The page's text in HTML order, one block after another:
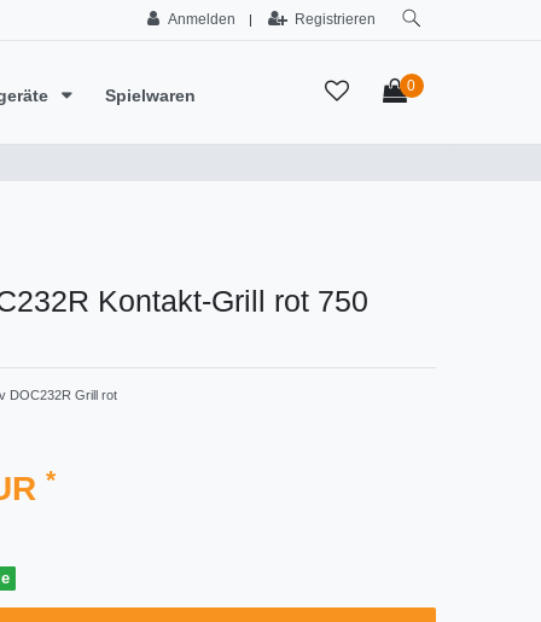
Anmelden | Registrieren
Spielwaren 0
Kontakt-Grill rot 750
DOC232R Grill rot
*